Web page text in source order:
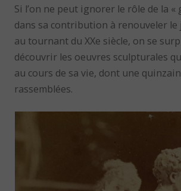
Si l’on ne peut ignorer le rôle de la «
dans sa contribution à renouveler le
au tournant du XXe siècle, on se
découvrir les oeuvres sculpturales
au cours de sa vie, dont une
rassemblées.